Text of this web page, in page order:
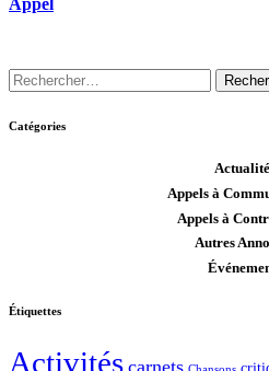
Appel
Catégories
Appels à
Appels à
Autres
Étiquettes
Activités carnets